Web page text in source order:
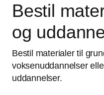
Bestil
og
Bestil materialer til
voksenuddannelser
uddannelser.